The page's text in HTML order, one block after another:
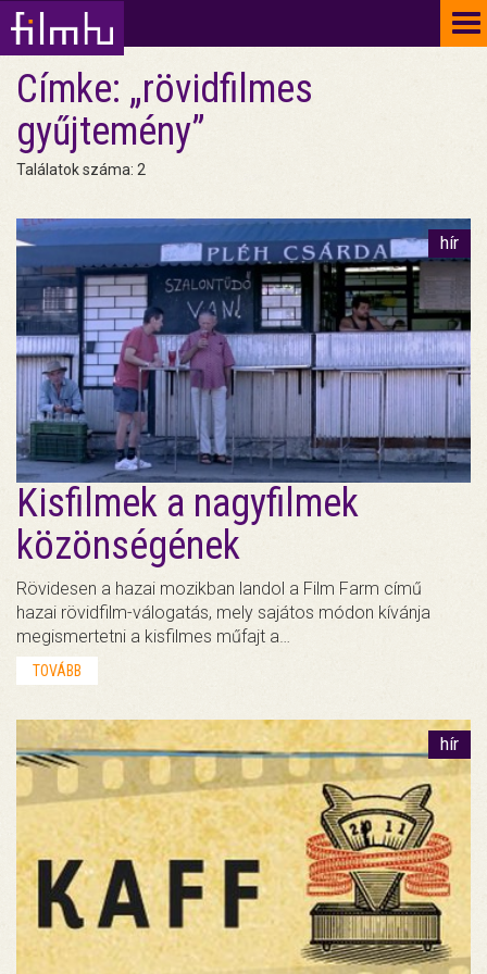
Címke: „rövidfilmes
gyűjtemény”
Találatok száma: 2
hír
Kisfilmek a nagyfilmek
közönségének
Rövidesen a hazai mozikban landol a Film Farm című
hazai rövidfilm-válogatás, mely sajátos módon kívánja
megismertetni a kisfilmes műfajt a…
TOVÁBB
hír